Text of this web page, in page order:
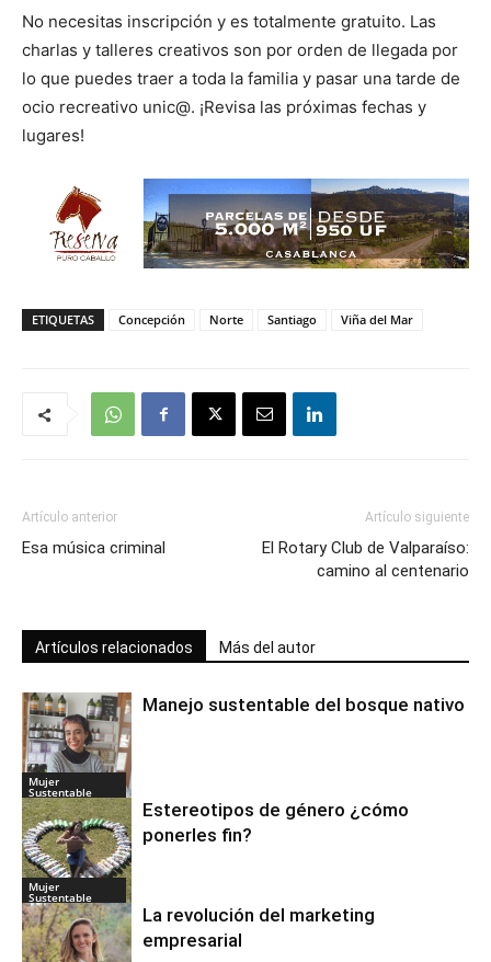
No necesitas inscripción y es totalmente gratuito. Las
charlas y talleres creativos son por orden de llegada por
lo que puedes traer a toda la familia y pasar una tarde de
ocio recreativo unic@. ¡Revisa las próximas fechas y
lugares!
ETIQUETAS Concepción Norte Santiago Viña del Mar
Artículo anterior
Esa música criminal
Artículo siguiente
El Rotary Club de Valparaíso:
camino al centenario
Artículos relacionados Más del autor
Mujer
Sustentable
Manejo sustentable del bosque nativo
Mujer
Sustentable
Estereotipos de género ¿cómo
ponerles fin?
La revolución del marketing
empresarial